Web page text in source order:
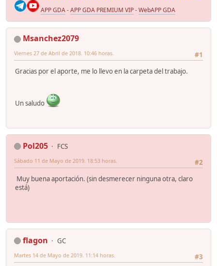
APP GDA-APP GDA PREMIUM VIP-WebAPP GDA
Msanchez2079
#1
Viernes 27 de Abril de 2018. 10:46 horas.
Gracias por el aporte, me lo llevo en la carpeta del trabajo.
Un saludo
Pol205
FCS
#2
Sábado 11 de Mayo de 2019. 18:53 horas.
Muy buena aportación. (sin desmerecer ninguna otra, claro
está)
flagon
GC
#3
Martes 14 de Mayo de 2019. 11:14 horas.